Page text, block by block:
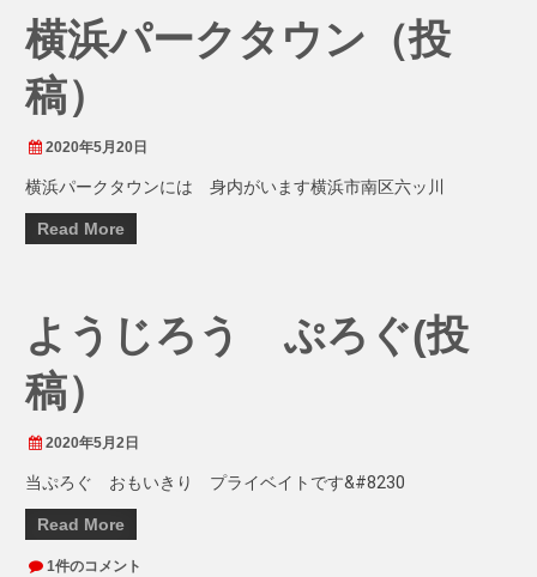
横浜パークタウン（投
稿）
2020年5月20日
横浜パークタウンには 身内がいます横浜市南区六ッ川
Read More
ようじろう ぷろぐ(投
稿）
2020年5月2日
当ぷろぐ おもいきり プライベイトです&#8230
Read More
1件のコメント